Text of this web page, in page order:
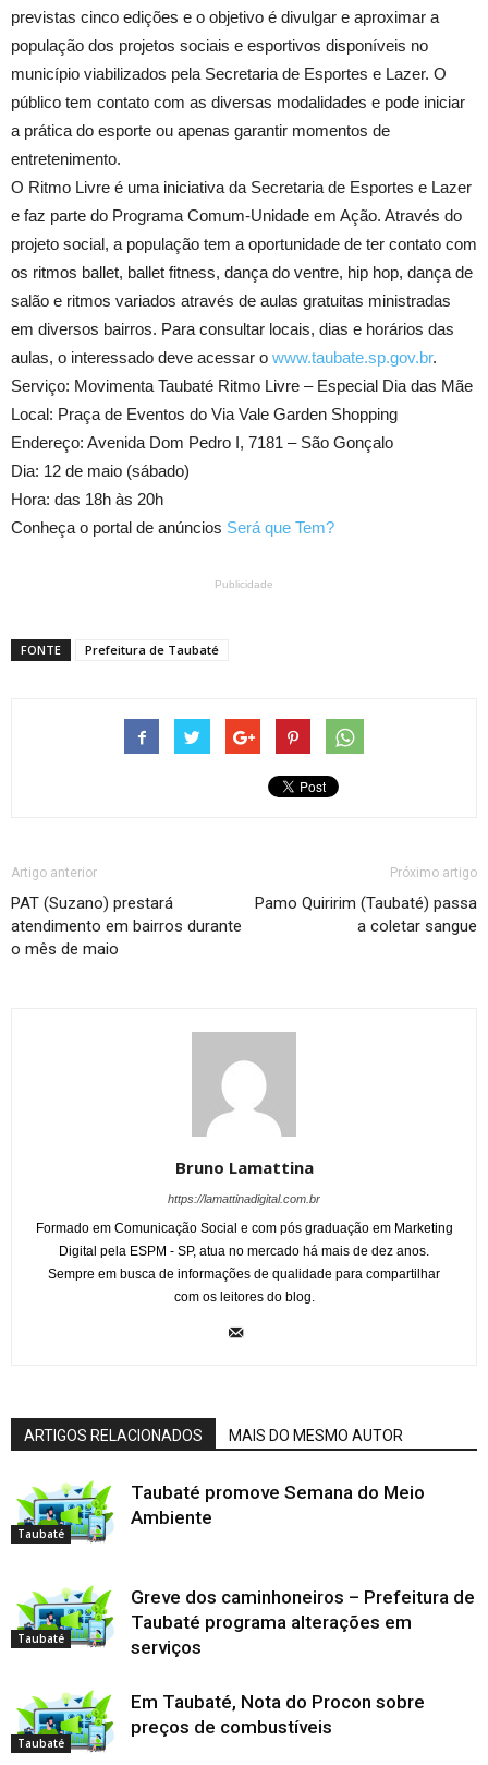
previstas cinco edições e o objetivo é divulgar e aproximar a
população dos projetos sociais e esportivos disponíveis no
município viabilizados pela Secretaria de Esportes e Lazer. O
público tem contato com as diversas modalidades e pode iniciar
a prática do esporte ou apenas garantir momentos de
entretenimento.
O Ritmo Livre é uma iniciativa da Secretaria de Esportes e Lazer
e faz parte do Programa Comum-Unidade em Ação. Através do
projeto social, a população tem a oportunidade de ter contato com
os ritmos ballet, ballet fitness, dança do ventre, hip hop, dança de
salão e ritmos variados através de aulas gratuitas ministradas
em diversos bairros. Para consultar locais, dias e horários das
aulas, o interessado deve acessar o www.taubate.sp.gov.br.
Serviço: Movimenta Taubaté Ritmo Livre – Especial Dia das Mãe
Local: Praça de Eventos do Via Vale Garden Shopping
Endereço: Avenida Dom Pedro I, 7181 – São Gonçalo
Dia: 12 de maio (sábado)
Hora: das 18h às 20h
Conheça o portal de anúncios Será que Tem?
Publicidade
FONTE Prefeitura de Taubaté
Artigo anterior
PAT (Suzano) prestará
atendimento em bairros durante
o mês de maio
Próximo artigo
Pamo Quiririm (Taubaté) passa
a coletar sangue
Bruno Lamattina
https://lamattinadigital.com.br
Formado em Comunicação Social e com pós graduação em Marketing
Digital pela ESPM - SP, atua no mercado há mais de dez anos.
Sempre em busca de informações de qualidade para compartilhar
com os leitores do blog.
ARTIGOS RELACIONADOS MAIS DO MESMO AUTOR
Taubaté
Taubaté promove Semana do Meio
Ambiente
Taubaté
Greve dos caminhoneiros – Prefeitura de
Taubaté programa alterações em
serviços
Taubaté
Em Taubaté, Nota do Procon sobre
preços de combustíveis